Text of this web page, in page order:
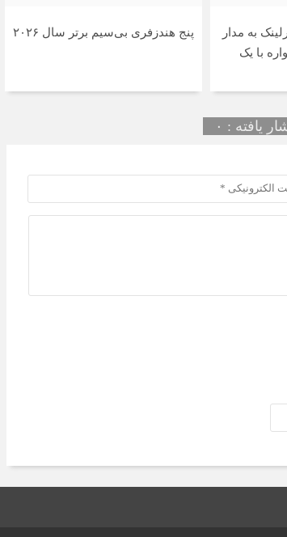
به مدار
۲۴ ماهواره با یک
پنج هندزفری بی‌سیم برتر سال ۲۰۲۶
یافته : ۰